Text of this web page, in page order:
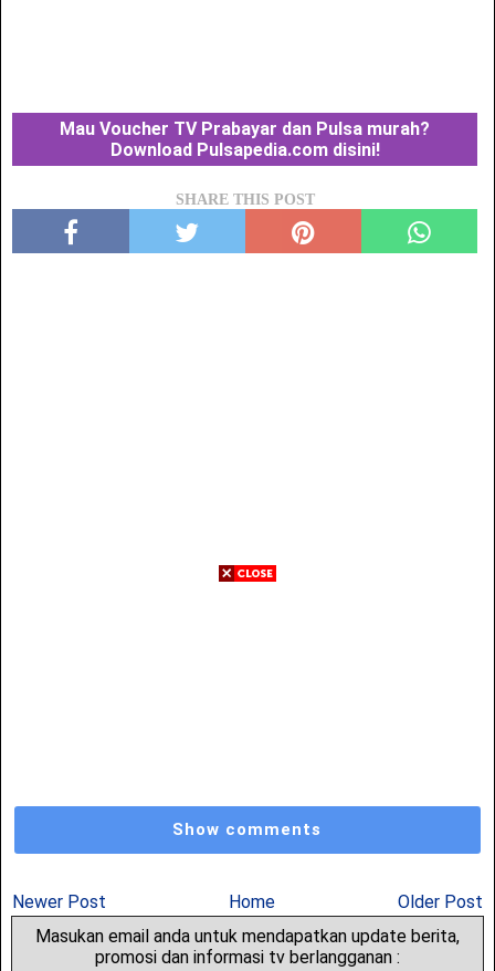
Mau Voucher TV Prabayar dan Pulsa murah?
Download Pulsapedia.com disini!
SHARE THIS POST
Show comments
Newer Post Home
Older Post
Masukan email anda untuk mendapatkan update berita,
promosi dan informasi tv berlangganan :